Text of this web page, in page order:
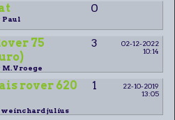
0
Paul
75
3
02-12-2022
10:14
M.Vroege
rover 620
1
22-10-2019
13:05
weinchard julius